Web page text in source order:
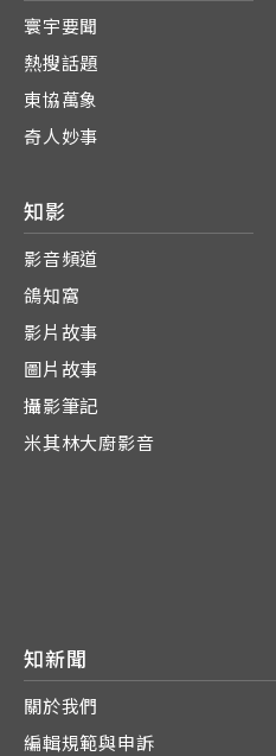
寰宇要聞
熱搜話題
東協萬象
奇人妙事
知影
影音頻道
鴿知窩
影片故事
圖片故事
攝影筆記
米其林大廚影音
知新聞
關於我們
編輯規範與申訴